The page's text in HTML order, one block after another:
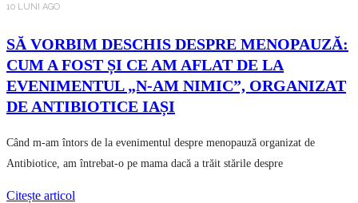
10 LUNI AGO
SĂ VORBIM DESCHIS DESPRE MENOPAUZĂ:
CUM A FOST ȘI CE AM AFLAT DE LA
EVENIMENTUL „N-AM NIMIC”, ORGANIZAT
DE ANTIBIOTICE IAȘI
Când m-am întors de la evenimentul despre menopauză organizat de
Antibiotice, am întrebat-o pe mama dacă a trăit stările despre
Citește articol